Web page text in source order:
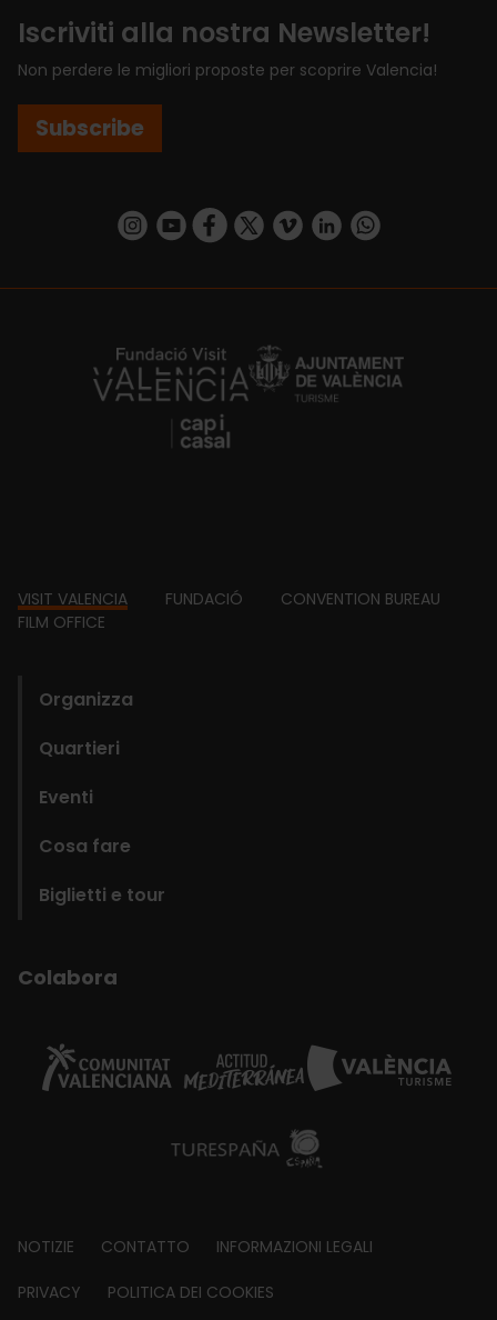
Iscriviti alla nostra Newsletter!
Non perdere le migliori proposte per scoprire Valencia!
Subscribe
https://www.instagram.com/visit_valencia/
https://www.youtube.com/user/
https://www.facebook.com/
https://twitter.com/VisitaValencia
https://vimeo.com/
https://www.linkedin.com/company/turismo-valencia/https://api.whatsapp.com/send/
https://fundacion.visitvalencia.com/
Footer
VISIT VALENCIA FUNDACIÓ
CONVENTION BUREAU
FILM OFFICE
Organizza
Quartieri
Eventi
Cosa fare
Biglietti e tour
Colabora
Footer
about
NOTIZIE CONTATTO INFORMAZIONI LEGALI
PRIVACY POLITICA DEI COOKIES